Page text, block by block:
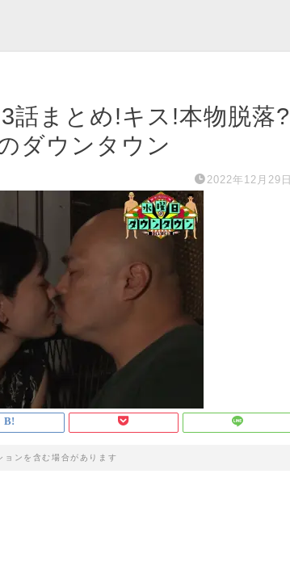
話まとめ!キス!本物脱落?
ダウンタウン
2022年12月29日
ョンを含む場合があります